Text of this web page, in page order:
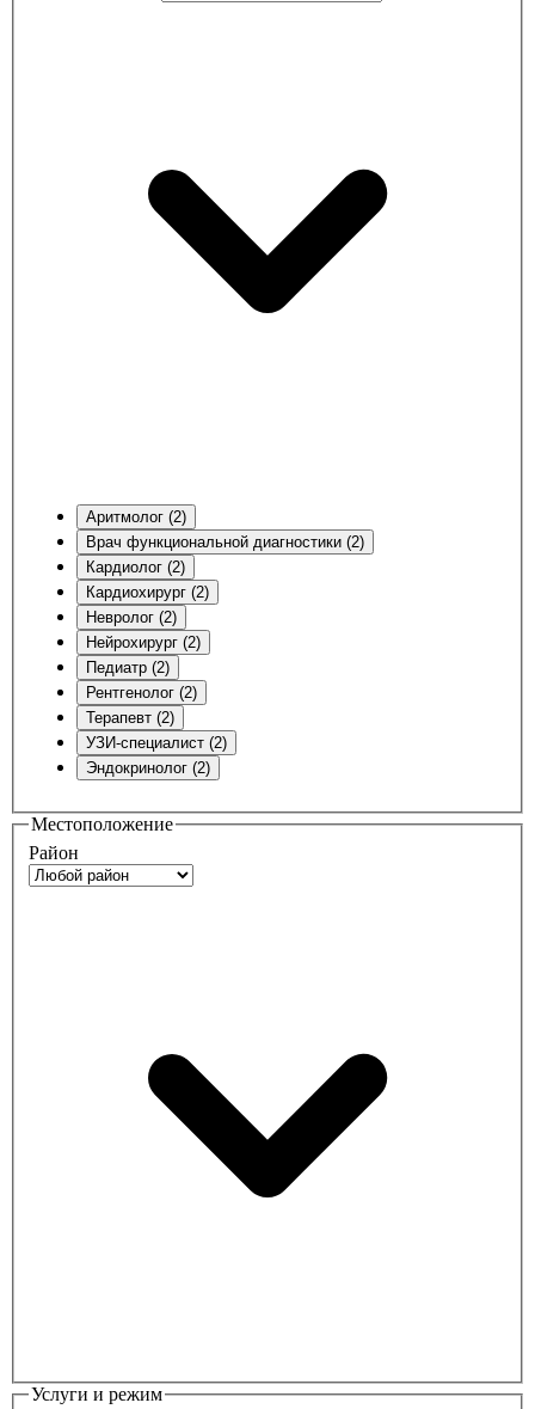
Аритмолог (2)
Врач функциональной диагностики (2)
Кардиолог (2)
Кардиохирург (2)
Невролог (2)
Нейрохирург (2)
Педиатр (2)
Рентгенолог (2)
Терапевт (2)
УЗИ-специалист (2)
Эндокринолог (2)
Местоположение
Район
Услуги и режим